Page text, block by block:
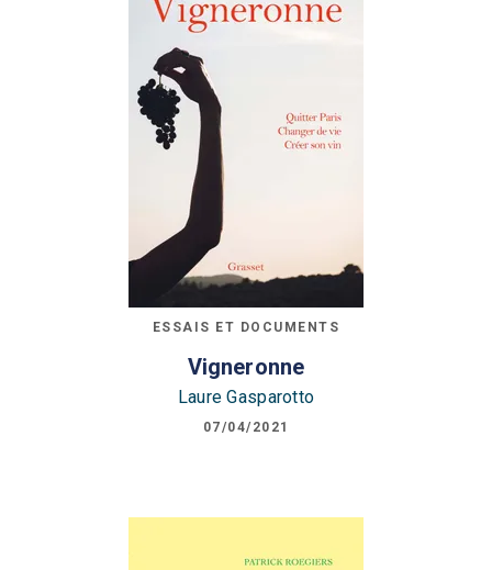
ESSAIS ET DOCUMENTS
Vigneronne
Laure Gasparotto
07/04/2021